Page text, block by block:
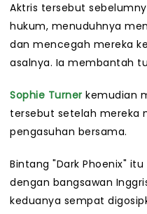
Aktris tersebut
hukum, menuduhnya
dan mencegah mereka
asalnya. Ia membantah
Sophie Turner kemudian
tersebut setelah mereka
pengasuhan bersama.
Bintang "Dark Phoenix"
dengan bangsawan
keduanya sempat